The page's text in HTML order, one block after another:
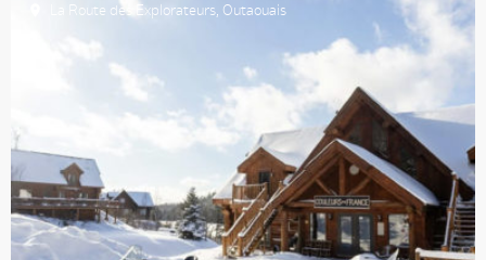
La Route des Explorateurs Outaouais